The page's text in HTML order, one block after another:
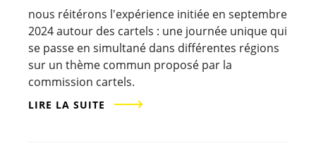
nous réitérons l'expérience initiée en septembre
2024 autour des cartels : une journée unique qui
se passe en simultané dans différentes régions
sur un thème commun proposé par la
commission cartels.
LIRE LA SUITE